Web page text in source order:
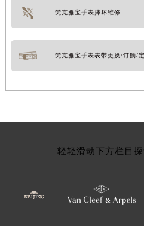
梵克雅宝手表摔坏维修
梵克雅宝手表表带更换/订购/
轻轻滑动下方栏目